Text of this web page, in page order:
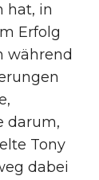
hat, in
Erfolg
während
darum,
Tony
dabei